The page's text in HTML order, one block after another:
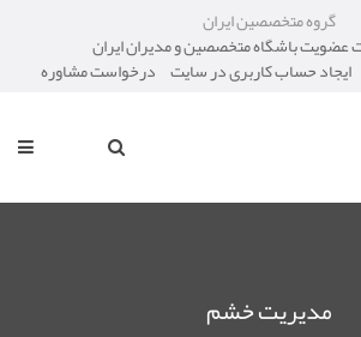
گروه متخصصین ایران
باشگاه متخصصین و مدیران ایران
ایجاد حساب کاربری در سایت درخواست مشاوره
مدیریت خشم